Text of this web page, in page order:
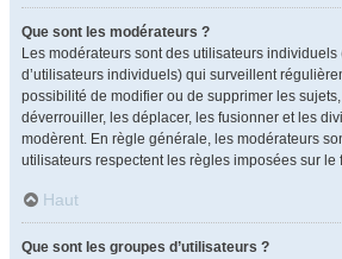
Que sont les modérateurs ?
Les modérateurs sont des utilisateurs
d’utilisateurs individuels) qui surveillent
possibilité de modifier ou de supprimer les
déverrouiller, les déplacer, les fusionner et les
modèrent. En règle générale, les modérateurs
utilisateurs respectent les règles imposées sur le
Haut
Que sont les groupes d’utilisateurs ?